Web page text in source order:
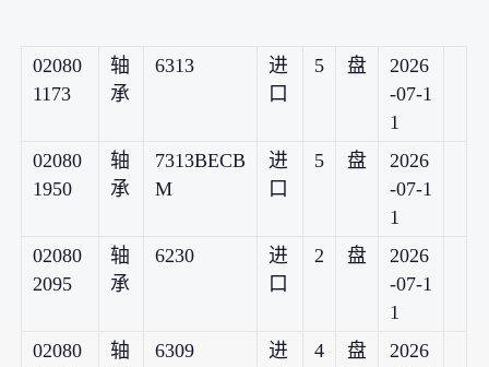
02080
1173
轴
承
6313
进
口
5 盘
2026
-07-1
1
02080
1950
轴
承
7313BECB
M
进
口
5 盘
2026
-07-1
1
02080
2095
轴
承
6230
进
口
2 盘
2026
-07-1
1
02080
轴
6309
进
4 盘
2026